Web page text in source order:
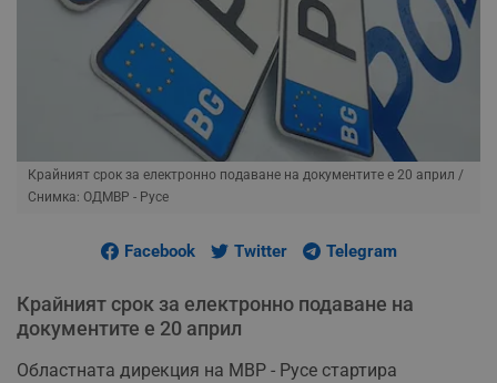
Крайният срок за електронно подаване на документите е 20 април /
Снимка: ОДМВР - Русе
Facebook Twitter Telegram
Крайният срок за електронно подаване на
документите е 20 април
Областната дирекция на МВР - Русе стартира